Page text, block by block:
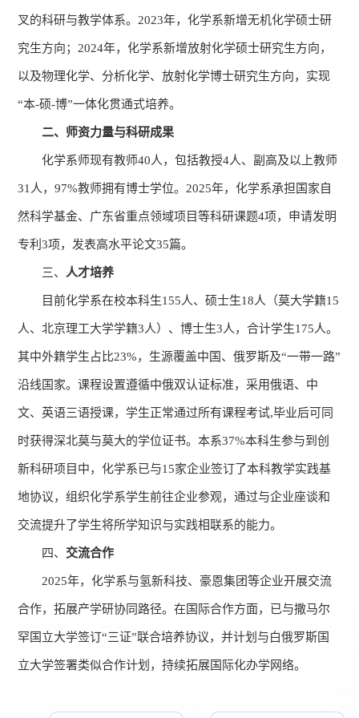
叉的科研与教学体系。2023年，化学系新增无机化学硕士研
究生方向；2024年，化学系新增放射化学硕士研究生方向，
以及物理化学、分析化学、放射化学博士研究生方向，实现
“本-硕-博”一体化贯通式培养。
二、师资力量与科研成果
化学系师现有教师40人，包括教授4人、副高及以上教师
31人，97%教师拥有博士学位。2025年，化学系承担国家自
然科学基金、广东省重点领域项目等科研课题4项，申请发明
专利3项，发表高水平论文35篇。
三、人才培养
目前化学系在校本科生155人、硕士生18人（莫大学籍15
人、北京理工大学学籍3人）、博士生3人，合计学生175人。
其中外籍学生占比23%，生源覆盖中国、俄罗斯及“一带一路”
沿线国家。课程设置遵循中俄双认证标准，采用俄语、中
文、英语三语授课，学生正常通过所有课程考试,毕业后可同
时获得深北莫与莫大的学位证书。本系37%本科生参与到创
新科研项目中，化学系已与15家企业签订了本科教学实践基
地协议，组织化学系学生前往企业参观，通过与企业座谈和
交流提升了学生将所学知识与实践相联系的能力。
四、 交流合作
2025年，化学系与氢新科技、豪恩集团等企业开展交流
合作，拓展产学研协同路径。在国际合作方面，已与撒马尔
罕国立大学签订“三证”联合培养协议，并计划与白俄罗斯国
立大学签署类似合作计划，持续拓展国际化办学网络。